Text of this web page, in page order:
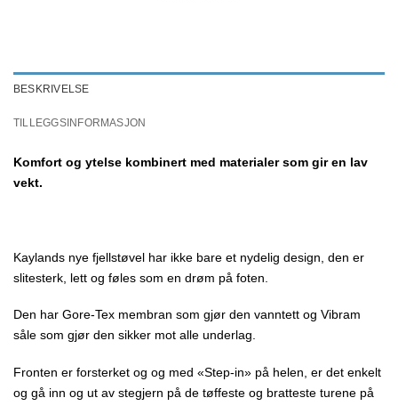
BESKRIVELSE
TILLEGGSINFORMASJON
Komfort og ytelse kombinert med materialer som gir en lav
vekt.
Kaylands nye fjellstøvel har ikke bare et nydelig design, den er
slitesterk, lett og føles som en drøm på foten.
Den har Gore-Tex membran som gjør den vanntett og Vibram
såle som gjør den sikker mot alle underlag.
Fronten er forsterket og og med «Step-in» på helen, er det enkelt
og gå inn og ut av stegjern på de tøffeste og bratteste turene på